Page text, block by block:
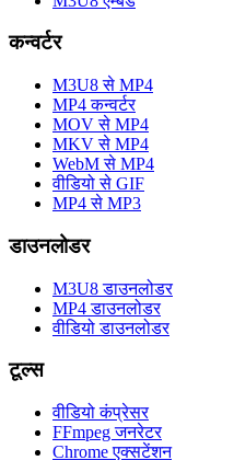
कन्वर्टर
M3U8 से MP4
MP4 कन्वर्टर
MOV से MP4
MKV से MP4
WebM से MP4
वीडियो से GIF
MP4 से MP3
डाउनलोडर
M3U8 डाउनलोडर
MP4 डाउनलोडर
वीडियो डाउनलोडर
टूल्स
वीडियो कंप्रेसर
FFmpeg जनरेटर
Chrome एक्सटेंशन